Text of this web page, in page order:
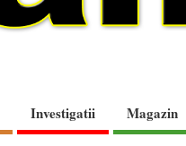
Investigatii Magazin